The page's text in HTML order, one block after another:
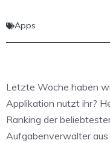
Apps
Letzte Woche haben
Applikation nutzt ihr?
Ranking der
Aufgabenverwalter